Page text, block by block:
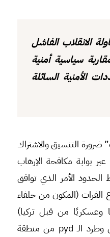
الانقلاب الفاشل
سياسية أمنية
الأمنية السائلة
ضرورة التنسيق والاشتراك
بوابة مكافحة الإرهاب
الحدود الأمر الذي توافق
(المكون من حلفاء
وعسكريًا من قبل تركيا)
والمضي باتجاه محاربة داعش وطرد الـ pyd من منطقة